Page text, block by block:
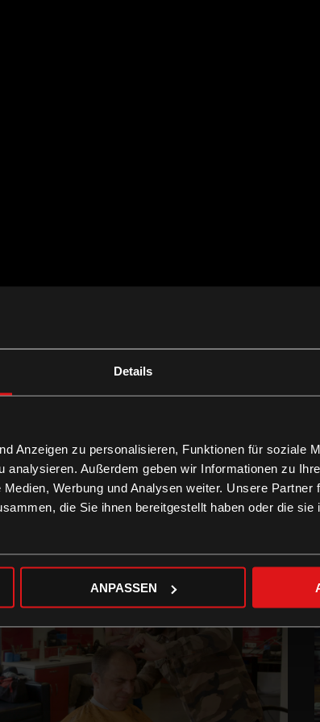
Details
Anzeigen zu personalisieren, Funktionen für soziale
analysieren. Außerdem geben wir Informationen zu
Werbung und Analysen weiter. Unsere Partner
die Sie ihnen bereitgestellt haben oder die sie
ANPASSEN